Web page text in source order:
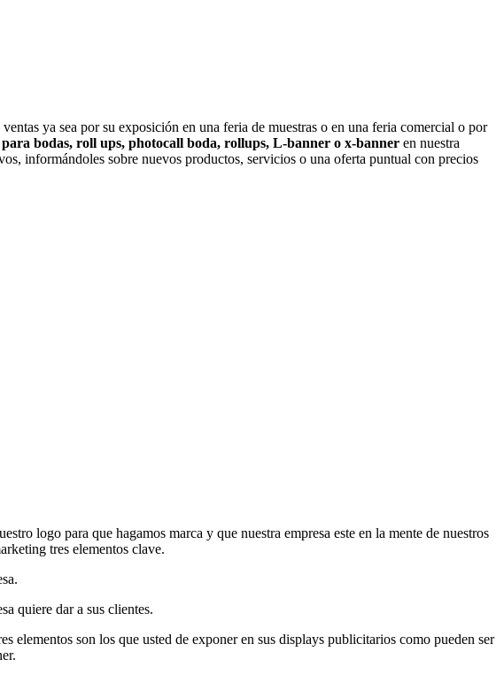
ya sea por su exposición en una feria de muestras o en una feria comercial o por
bodas, roll ups, photocall boda, rollups, L-banner o x-banner en nuestra
informándoles sobre nuevos productos, servicios o una oferta puntual con precios
logo para que hagamos marca y que nuestra empresa este en la mente de nuestros
tres elementos clave.
quiere dar a sus clientes.
elementos son los que usted de exponer en sus displays publicitarios como pueden ser